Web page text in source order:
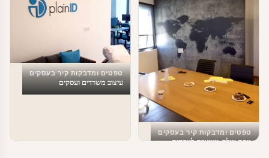
טפטים ומדבקות קיר בעסקים
מפת עולם מעוצבת לעסקים
טפטים ומדבקות קיר בעסקים
עיצוב משרדים ועסקים